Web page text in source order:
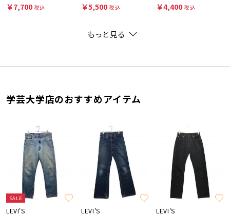
￥7,700税込 ￥5,500税込 ￥4,400税込
もっと見る
学芸大学店のおすすめアイテム
SALE
LEVI'S LEVI'S LEVI'S